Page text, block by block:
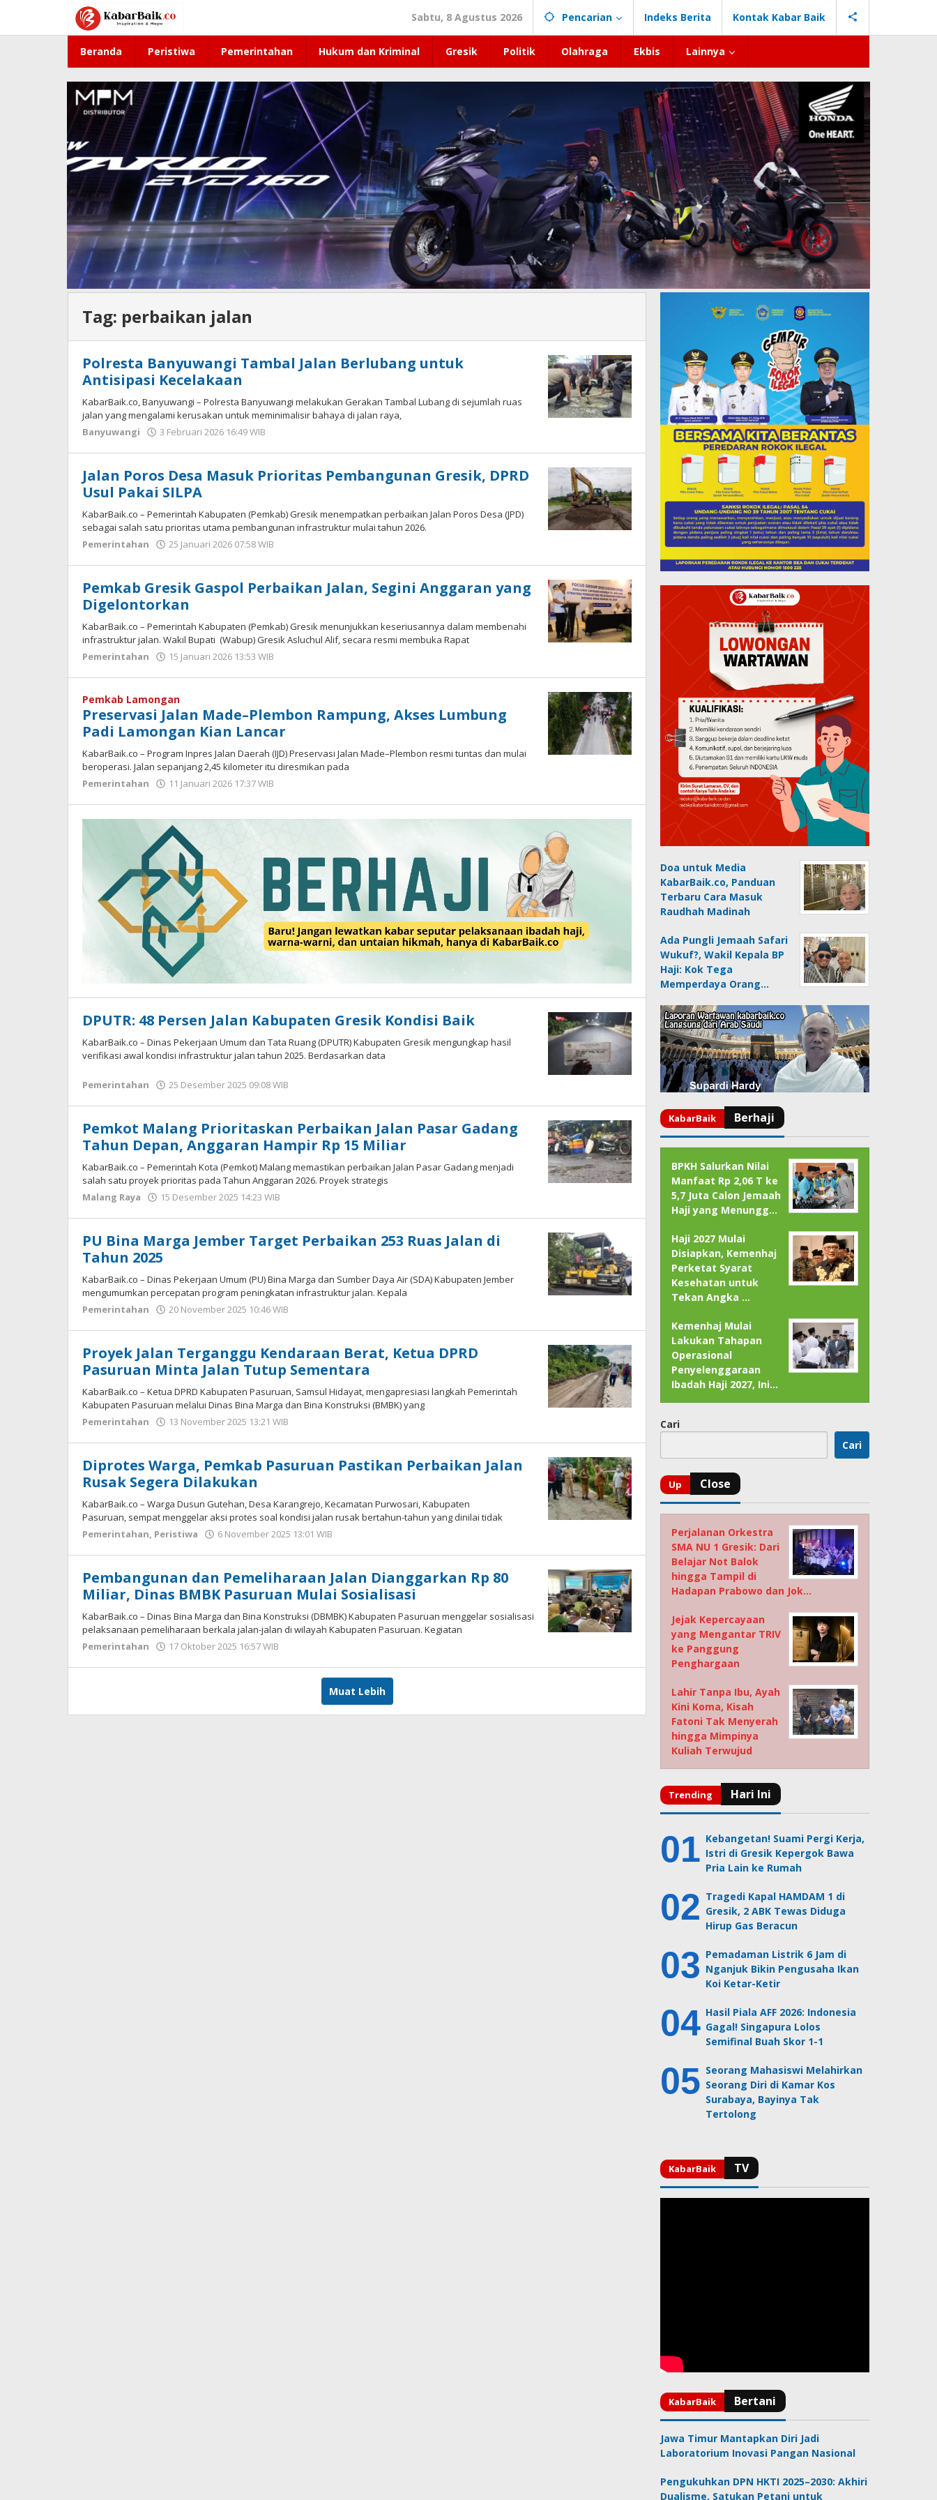
konten
Sabtu, 8 Agustus 2026 Pencarian Indeks Berita Kontak Kabar Baik
Beranda Peristiwa Pemerintahan Hukum dan Kriminal Gresik Politik Olahraga Ekbis Lainnya
Tag: perbaikan jalan
Polresta Banyuwangi Tambal Jalan Berlubang untuk
Antisipasi Kecelakaan
KabarBaik.co, Banyuwangi – Polresta Banyuwangi melakukan Gerakan Tambal Lubang di sejumlah ruas
jalan yang mengalami kerusakan untuk meminimalisir bahaya di jalan raya,
Banyuwangi
3 Februari 2026 16:49 WIB
Jalan Poros Desa Masuk Prioritas Pembangunan Gresik, DPRD
Usul Pakai SILPA
KabarBaik.co – Pemerintah Kabupaten (Pemkab) Gresik menempatkan perbaikan Jalan Poros Desa (JPD)
sebagai salah satu prioritas utama pembangunan infrastruktur mulai tahun 2026.
Pemerintahan
25 Januari 2026 07:58 WIB
Pemkab Gresik Gaspol Perbaikan Jalan, Segini Anggaran yang
Digelontorkan
KabarBaik.co – Pemerintah Kabupaten (Pemkab) Gresik menunjukkan keseriusannya dalam membenahi
infrastruktur jalan. Wakil Bupati (Wabup) Gresik Asluchul Alif, secara resmi membuka Rapat
Pemerintahan
15 Januari 2026 13:53 WIB
Pemkab Lamongan
Preservasi Jalan Made–Plembon Rampung, Akses Lumbung
Padi Lamongan Kian Lancar
KabarBaik.co – Program Inpres Jalan Daerah (IJD) Preservasi Jalan Made–Plembon resmi tuntas dan mulai
beroperasi. Jalan sepanjang 2,45 kilometer itu diresmikan pada
Pemerintahan
11 Januari 2026 17:37 WIB
DPUTR: 48 Persen Jalan Kabupaten Gresik Kondisi Baik
KabarBaik.co – Dinas Pekerjaan Umum dan Tata Ruang (DPUTR) Kabupaten Gresik mengungkap hasil
verifikasi awal kondisi infrastruktur jalan tahun 2025. Berdasarkan data
Pemerintahan 25 Desember 2025 09:08 WIB
Pemkot Malang Prioritaskan Perbaikan Jalan Pasar Gadang
Tahun Depan, Anggaran Hampir Rp 15 Miliar
KabarBaik.co – Pemerintah Kota (Pemkot) Malang memastikan perbaikan Jalan Pasar Gadang menjadi
salah satu proyek prioritas pada Tahun Anggaran 2026. Proyek strategis
Malang Raya
15 Desember 2025 14:23 WIB
PU Bina Marga Jember Target Perbaikan 253 Ruas Jalan di
Tahun 2025
KabarBaik.co – Dinas Pekerjaan Umum (PU) Bina Marga dan Sumber Daya Air (SDA) Kabupaten Jember
mengumumkan percepatan program peningkatan infrastruktur jalan. Kepala
Pemerintahan
20 November 2025 10:46 WIB
Proyek Jalan Terganggu Kendaraan Berat, Ketua DPRD
Pasuruan Minta Jalan Tutup Sementara
KabarBaik.co – Ketua DPRD Kabupaten Pasuruan, Samsul Hidayat, mengapresiasi langkah Pemerintah
Kabupaten Pasuruan melalui Dinas Bina Marga dan Bina Konstruksi (BMBK) yang
Pemerintahan
13 November 2025 13:21 WIB
Diprotes Warga, Pemkab Pasuruan Pastikan Perbaikan Jalan
Rusak Segera Dilakukan
KabarBaik.co – Warga Dusun Gutehan, Desa Karangrejo, Kecamatan Purwosari, Kabupaten
Pasuruan, sempat menggelar aksi protes soal kondisi jalan rusak bertahun-tahun yang dinilai tidak
Pemerintahan, Peristiwa 6 November 2025 13:01 WIB
Pembangunan dan Pemeliharaan Jalan Dianggarkan Rp 80
Miliar, Dinas BMBK Pasuruan Mulai Sosialisasi
KabarBaik.co – Dinas Bina Marga dan Bina Konstruksi (DBMBK) Kabupaten Pasuruan menggelar sosialisasi
pelaksanaan pemeliharaan berkala jalan-jalan di wilayah Kabupaten Pasuruan. Kegiatan
Pemerintahan
17 Oktober 2025 16:57 WIB
Muat Lebih
Doa untuk Media
KabarBaik.co, Panduan
Terbaru Cara Masuk
Raudhah Madinah
Ada Pungli Jemaah Safari
Wukuf?, Wakil Kepala BP
Haji: Kok Tega
Memperdaya Orang…
BPKH Salurkan Nilai
Manfaat Rp 2,06 T ke
5,7 Juta Calon Jemaah
Haji yang Menungg…
Haji 2027 Mulai
Disiapkan, Kemenhaj
Perketat Syarat
Kesehatan untuk
Tekan Angka …
Kemenhaj Mulai
Lakukan Tahapan
Operasional
Penyelenggaraan
Ibadah Haji 2027, Ini…
Cari
Cari
Perjalanan Orkestra
SMA NU 1 Gresik: Dari
Belajar Not Balok
hingga Tampil di
Hadapan Prabowo dan Jok…
Jejak Kepercayaan
yang Mengantar TRIV
ke Panggung
Penghargaan
Lahir Tanpa Ibu, Ayah
Kini Koma, Kisah
Fatoni Tak Menyerah
hingga Mimpinya
Kuliah Terwujud
Kebangetan! Suami Pergi Kerja,
Istri di Gresik Kepergok Bawa
Pria Lain ke Rumah
Tragedi Kapal HAMDAM 1 di
Gresik, 2 ABK Tewas Diduga
Hirup Gas Beracun
Pemadaman Listrik 6 Jam di
Nganjuk Bikin Pengusaha Ikan
Koi Ketar-Ketir
Hasil Piala AFF 2026: Indonesia
Gagal! Singapura Lolos
Semifinal Buah Skor 1-1
Seorang Mahasiswi Melahirkan
Seorang Diri di Kamar Kos
Surabaya, Bayinya Tak
Tertolong
Jawa Timur Mantapkan Diri Jadi
Laboratorium Inovasi Pangan Nasional
Pengukuhkan DPN HKTI 2025–2030: Akhiri
Dualisme, Satukan Petani untuk